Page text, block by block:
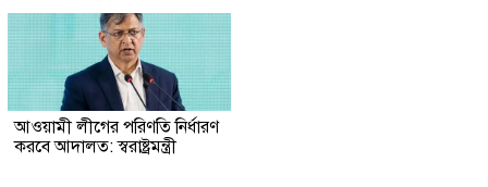
আওয়ামী লীগের পরিণতি নির্ধারণ
করবে আদালত: স্বরাষ্ট্রমন্ত্রী